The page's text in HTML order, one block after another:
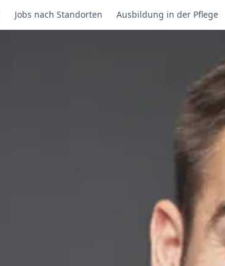
Jobs nach Standorten Ausbildung in der Pflege